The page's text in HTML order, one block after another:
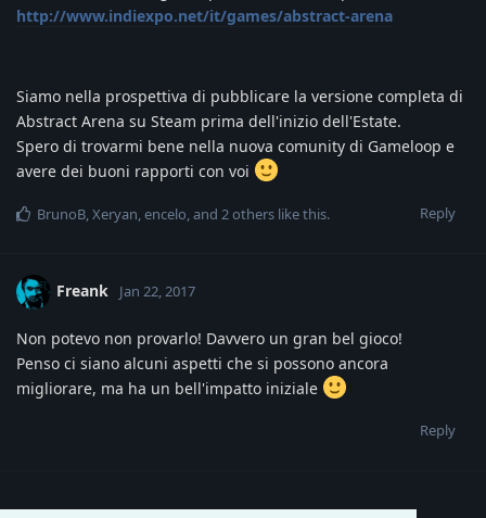
http://www.indiexpo.net/it/games/abstract-arena
Siamo nella prospettiva di pubblicare la versione completa di
Abstract Arena su Steam prima dell'inizio dell'Estate.
Spero di trovarmi bene nella nuova comunity di Gameloop e
avere dei buoni rapporti con voi
Reply
BrunoB,Xeryan,encelo, and 2others like this.
Freank Jan 22, 2017
Non potevo non provarlo! Davvero un gran bel gioco!
Penso ci siano alcuni aspetti che si possono ancora
migliorare, ma ha un bell'impatto iniziale
Reply